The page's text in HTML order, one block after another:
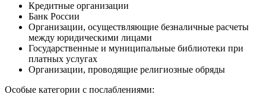
Кредитные организации
Банк России
Организации, осуществляющие безналичные расчеты
между юридическими лицами
Государственные и муниципальные библиотеки при
платных услугах
Организации, проводящие религиозные обряды
Особые категории с послаблениями: